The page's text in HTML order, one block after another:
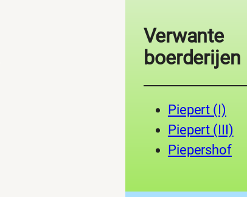
Verwante
boerderijen
Piepert (I)
Piepert (III)
Piepershof